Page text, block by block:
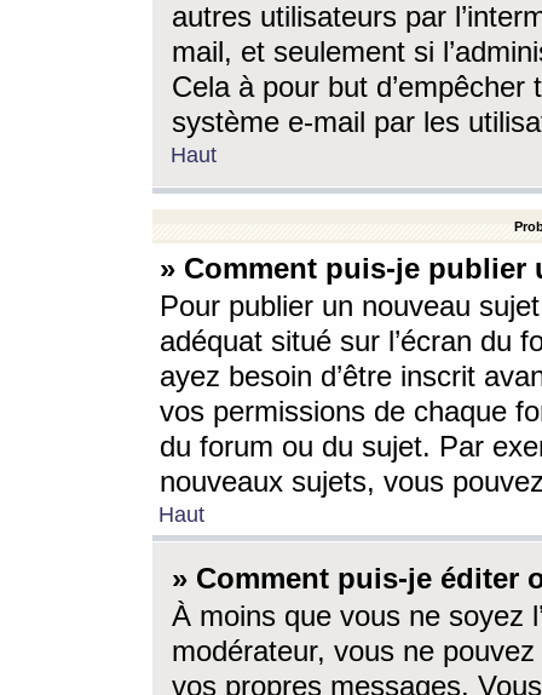
autres utilisateurs par
mail, et seulement si
Cela à pour but
système e-mail par les
Haut
» Comment puis-je
Pour publier un nouveau
adéquat situé sur l’écran du
ayez besoin d’être inscrit
vos permissions de chaque
du forum ou du sujet. Par
nouveaux sujets, vous
Haut
» Comment puis-je éditer
À moins que vous ne soyez
modérateur, vous ne
vos propres messages.